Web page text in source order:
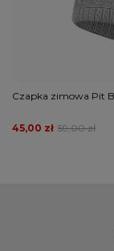
Czapka zimowa Pit
59,00 zł
45,00 zł